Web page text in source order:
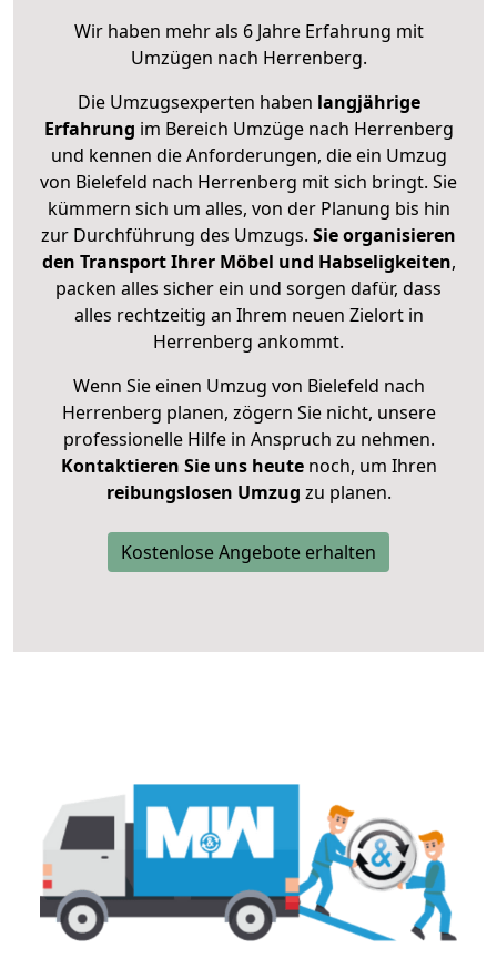
Wir haben mehr als 6 Jahre Erfahrung mit
Umzügen nach Herrenberg.
Die Umzugsexperten haben langjährige
Erfahrung im Bereich Umzüge nach Herrenberg
und kennen die Anforderungen, die ein Umzug
von Bielefeld nach Herrenberg mit sich bringt. Sie
kümmern sich um alles, von der Planung bis hin
zur Durchführung des Umzugs. Sie organisieren
den Transport Ihrer Möbel und Habseligkeiten,
packen alles sicher ein und sorgen dafür, dass
alles rechtzeitig an Ihrem neuen Zielort in
Herrenberg ankommt.
Wenn Sie einen Umzug von Bielefeld nach
Herrenberg planen, zögern Sie nicht, unsere
professionelle Hilfe in Anspruch zu nehmen.
Kontaktieren Sie uns heutenoch, um Ihren
reibungslosen Umzug zu planen.
Kostenlose Angebote erhalten